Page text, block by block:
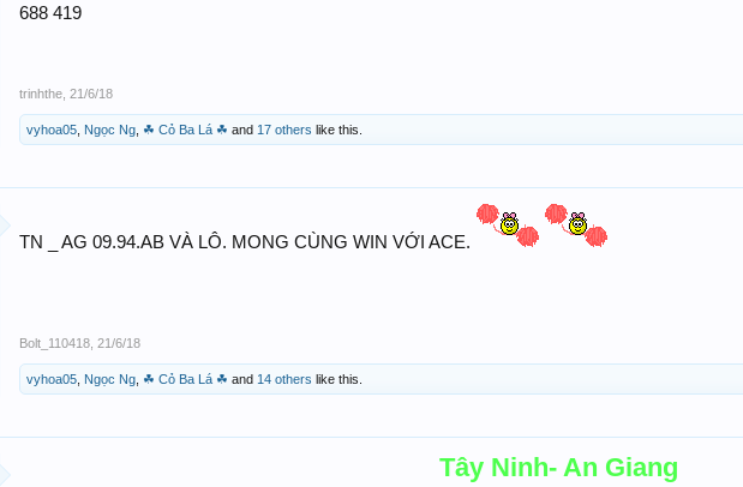
688 419
trinhthe 21/6/18
vyhoa05 Ngọc Ng ☘ Cỏ Ba Lá ☘ and 17 others like this.
TN _ AG 09.94.AB VÀ LÔ. MONG CÙNG WIN VỚI ACE.
Bolt_110418 21/6/18
vyhoa05 Ngọc Ng ☘ Cỏ Ba Lá ☘ and 14 others like this.
Tây Ninh- An Giang